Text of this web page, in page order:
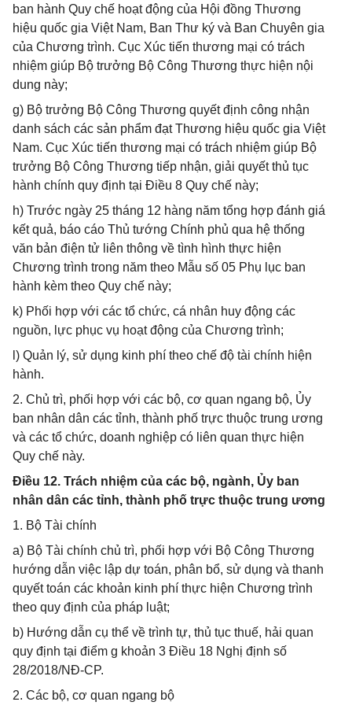
ban hành Quy chế hoạt động của Hội đồng Thương
hiệu quốc gia Việt Nam, Ban Thư ký và Ban Chuyên gia
của Chương trình. Cục Xúc tiến thương mại có trách
nhiệm giúp Bộ trưởng Bộ Công Thương thực hiện nội
dung này;
g) Bộ trưởng Bộ Công Thương quyết định công nhận
danh sách các sản phẩm đạt Thương hiệu quốc gia Việt
Nam. Cục Xúc tiến thương mại có trách nhiệm giúp Bộ
trưởng Bộ Công Thương tiếp nhận, giải quyết thủ tục
hành chính quy định tại Điều 8 Quy chế này;
h) Trước ngày 25 tháng 12 hàng năm tổng hợp đánh giá
kết quả, báo cáo Thủ tướng Chính phủ qua hệ thống
văn bản điện tử liên thông về tình hình thực hiện
Chương trình trong năm theo Mẫu số 05 Phụ lục ban
hành kèm theo Quy chế này;
k) Phối hợp với các tổ chức, cá nhân huy động các
nguồn, lực phục vụ hoạt động của Chương trình;
l) Quản lý, sử dụng kinh phí theo chế độ tài chính hiện
hành.
2. Chủ trì, phối hợp với các bộ, cơ quan ngang bộ, Ủy
ban nhân dân các tỉnh, thành phố trực thuộc trung ương
và các tổ chức, doanh nghiệp có liên quan thực hiện
Quy chế này.
Điều 12. Trách nhiệm của các bộ, ngành, Ủy ban
nhân dân các tỉnh, thành phố trực thuộc trung ương
1. Bộ Tài chính
a) Bộ Tài chính chủ trì, phối hợp với Bộ Công Thương
hướng dẫn việc lập dự toán, phân bổ, sử dụng và thanh
quyết toán các khoản kinh phí thực hiện Chương trình
theo quy định của pháp luật;
b) Hướng dẫn cụ thể về trình tự, thủ tục thuế, hải quan
quy định tại điểm g khoản 3 Điều 18 Nghị định số
28/2018/NĐ-CP.
2. Các bộ, cơ quan ngang bộ